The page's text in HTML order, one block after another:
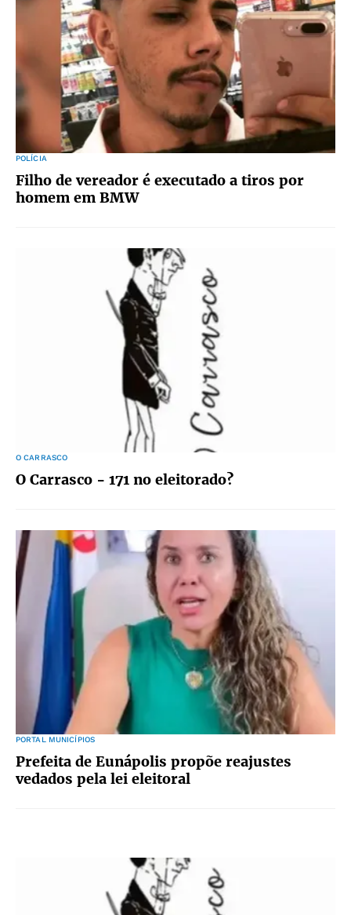
POLÍCIA
Filho de vereador é executado a tiros por
homem em BMW
O CARRASCO
O Carrasco - 171 no eleitorado?
PORTAL MUNICÍPIOS
Prefeita de Eunápolis propõe reajustes
vedados pela lei eleitoral